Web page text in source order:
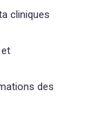
cliniques
des